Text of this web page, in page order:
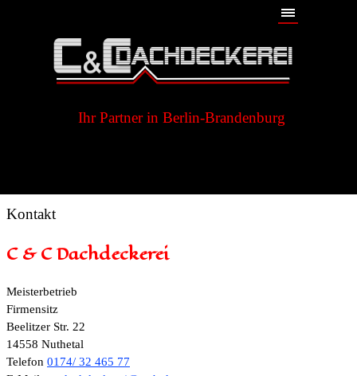
Ihr Partner in Berlin-Brandenburg
Kontakt
C & C Dachdeckerei
Meisterbetrieb
Firmensitz
Beelitzer Str. 22
14558 Nuthetal
Telefon 0174/ 32 465 77